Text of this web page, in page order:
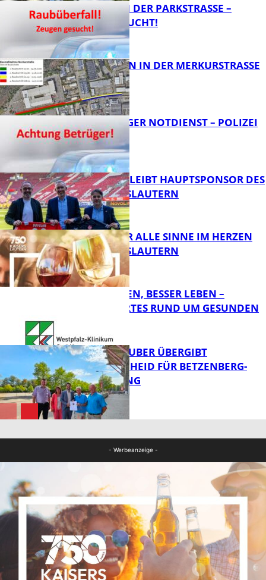
FB News
ÜBERFALL IN DER PARKSTRASSE – Z
EUGEN GESUCHT!
BAUARBEITEN IN DER MERKURSTRASSE
FB News
FRAGWÜRDIGER NOTDIENST – POLIZEI
WARNT
FB News
NOVOLINE BLEIBT HAUPTSPONSOR DES
1. FC KAISERSLAUTERN
GENÜSSE FÜR ALLE SINNE IM HERZEN
VON KAISERSLAUTERN
FB Gesundheit
GUT SCHLAFEN, BESSER LEBEN –
WISSENSWERTES RUND UM GESUNDEN
MINISTER TEUBER ÜBERGIBT
FÖRDERBESCHEID FÜR BETZENBERG-
ENTWICKLUNG
- Werbeanzeige -